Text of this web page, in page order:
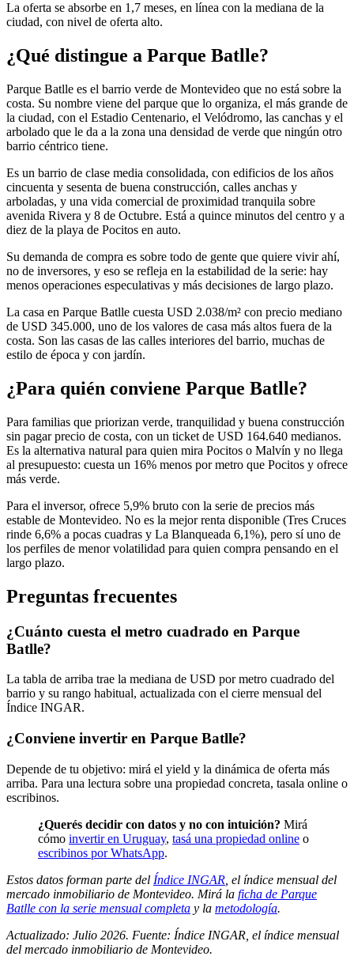
La oferta se absorbe en 1,7 meses, en línea con la mediana de la
ciudad, con nivel de oferta alto.
¿Qué distingue a Parque Batlle?
Parque Batlle es el barrio verde de Montevideo que no está sobre la
costa. Su nombre viene del parque que lo organiza, el más grande de
la ciudad, con el Estadio Centenario, el Velódromo, las canchas y el
arbolado que le da a la zona una densidad de verde que ningún otro
barrio céntrico tiene.
Es un barrio de clase media consolidada, con edificios de los años
cincuenta y sesenta de buena construcción, calles anchas y
arboladas, y una vida comercial de proximidad tranquila sobre
avenida Rivera y 8 de Octubre. Está a quince minutos del centro y a
diez de la playa de Pocitos en auto.
Su demanda de compra es sobre todo de gente que quiere vivir ahí,
no de inversores, y eso se refleja en la estabilidad de la serie: hay
menos operaciones especulativas y más decisiones de largo plazo.
La casa en Parque Batlle cuesta USD 2.038/m² con precio mediano
de USD 345.000, uno de los valores de casa más altos fuera de la
costa. Son las casas de las calles interiores del barrio, muchas de
estilo de época y con jardín.
¿Para quién conviene Parque Batlle?
Para familias que priorizan verde, tranquilidad y buena construcción
sin pagar precio de costa, con un ticket de USD 164.640 medianos.
Es la alternativa natural para quien mira Pocitos o Malvín y no llega
al presupuesto: cuesta un 16% menos por metro que Pocitos y ofrece
más verde.
Para el inversor, ofrece 5,9% bruto con la serie de precios más
estable de Montevideo. No es la mejor renta disponible (Tres Cruces
rinde 6,6% a pocas cuadras y La Blanqueada 6,1%), pero sí uno de
los perfiles de menor volatilidad para quien compra pensando en el
largo plazo.
Preguntas frecuentes
¿Cuánto cuesta el metro cuadrado en Parque
Batlle?
La tabla de arriba trae la mediana de USD por metro cuadrado del
barrio y su rango habitual, actualizada con el cierre mensual del
Índice INGAR.
¿Conviene invertir en Parque Batlle?
Depende de tu objetivo: mirá el yield y la dinámica de oferta más
arriba. Para una lectura sobre una propiedad concreta, tasala online o
escribinos.
¿Querés decidir con datos y no con intuición? Mirá
cómo invertir en Uruguay, tasá una propiedad online o
escribinos por WhatsApp.
Estos datos forman parte del Índice INGAR , el índice mensual del
mercado inmobiliario de Montevideo. Mirá la ficha de Parque
Batlle con la serie mensual completa y la metodología.
Actualizado: Julio 2026. Fuente: Índice INGAR, el índice mensual
del mercado inmobiliario de Montevideo.